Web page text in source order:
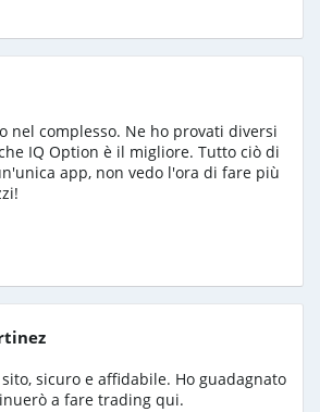
nel complesso. Ne ho provati diversi
IQ Option è il migliore. Tutto ciò di
app, non vedo l'ora di fare più
sicuro e affidabile. Ho guadagnato
a fare trading qui.